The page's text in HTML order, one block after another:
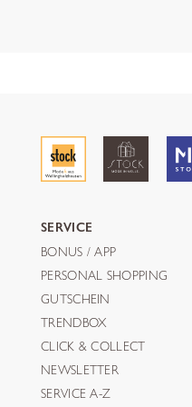
SERVICE
BONUS / APP
PERSONAL SHOPPING
GUTSCHEIN
TRENDBOX
CLICK & COLLECT
NEWSLETTER
SERVICE A-Z